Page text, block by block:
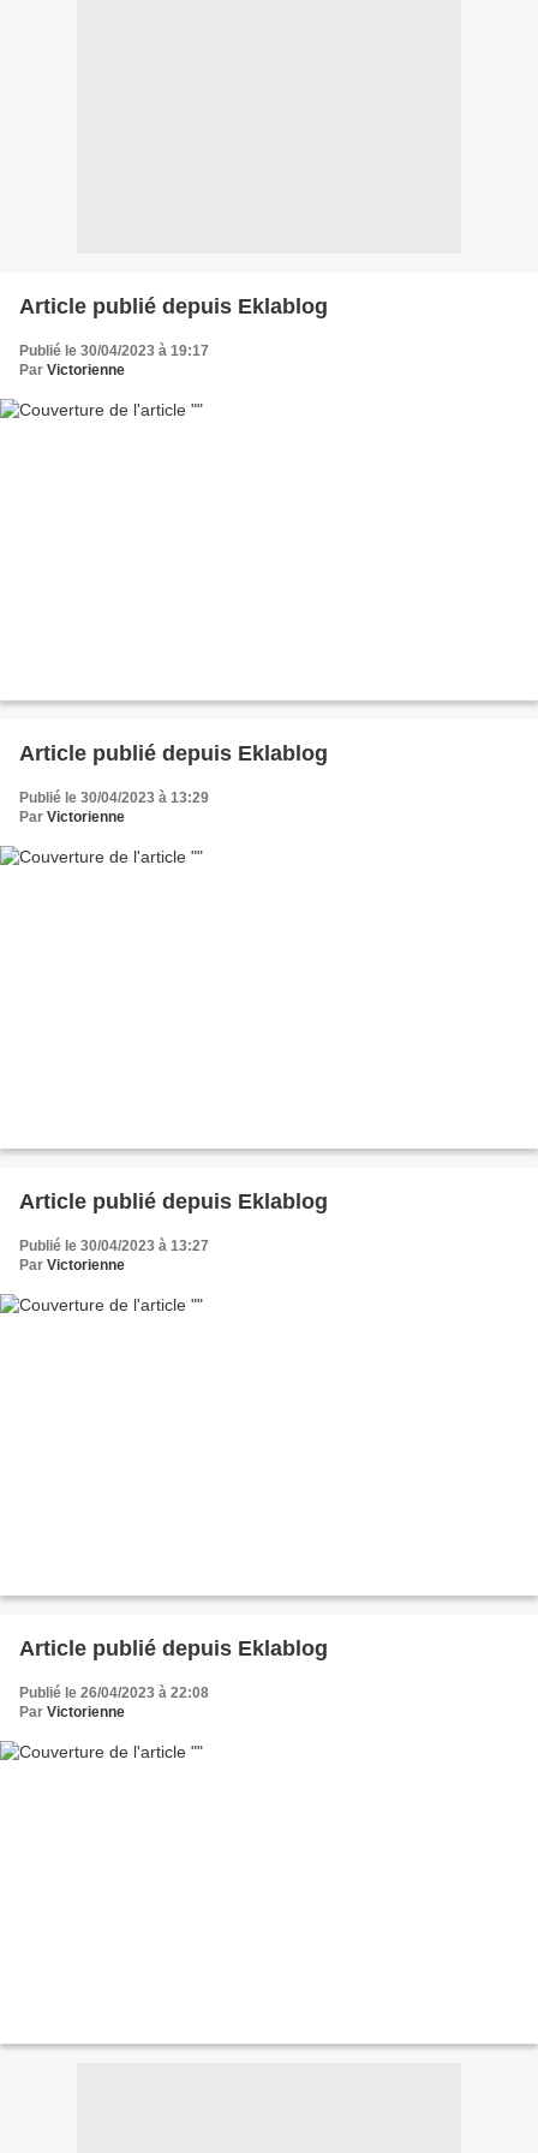
Article publié depuis Eklablog
Publié le 30/04/2023 à 19:17
Par Victorienne
Article publié depuis Eklablog
Publié le 30/04/2023 à 13:29
Par Victorienne
Article publié depuis Eklablog
Publié le 30/04/2023 à 13:27
Par Victorienne
Article publié depuis Eklablog
Publié le 26/04/2023 à 22:08
Par Victorienne